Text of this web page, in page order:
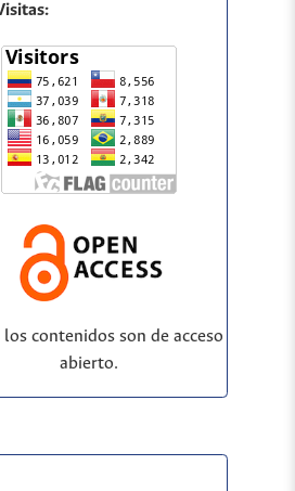
los contenidos son de acceso
abierto.